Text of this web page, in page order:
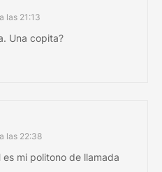
las 21:13
Una copita?
las 22:38
mi politono de llamada